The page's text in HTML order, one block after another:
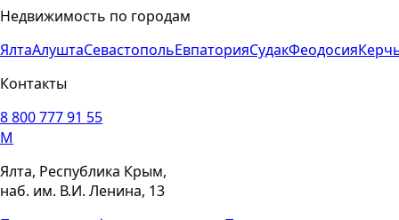
Недвижимость по городам
ЯлтаАлуштаСевастопольЕвпаторияСудакФеодосия
Контакты
8 800 777 91 55
M
Ялта, Республика Крым,
наб. им. В.И. Ленина, 13